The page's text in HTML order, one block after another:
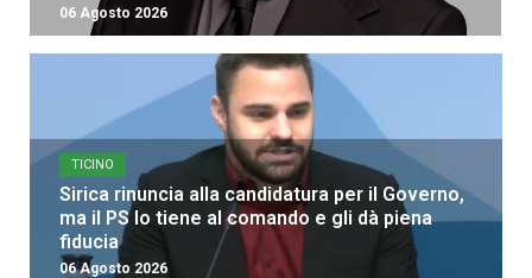
06 Agosto 2026
TICINO
Sirica rinuncia alla candidatura per il Governo,
ma il PS lo tiene al comando e gli dà piena
fiducia
06 Agosto 2026